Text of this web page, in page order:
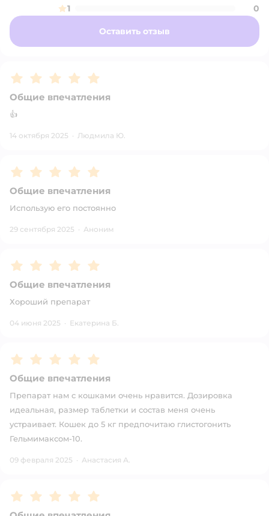
1
0
Оставить отзыв
Рейтинг:5
Общие впечатления
👍
14 октября 2025 · Людмила Ю.
Рейтинг:5
Общие впечатления
Использую его постоянно
29 сентября 2025 · Аноним
Рейтинг:5
Общие впечатления
Хороший препарат
04 июня 2025 · Екатерина Б.
Рейтинг:5
Общие впечатления
Препарат нам с кошками очень нравится. Дозировка
идеальная, размер таблетки и состав меня очень
устраивает. Кошек до 5 кг предпочитаю глистогонить
Гельмимаксом-10.
09 февраля 2025 · Анастасия А.
Рейтинг:5